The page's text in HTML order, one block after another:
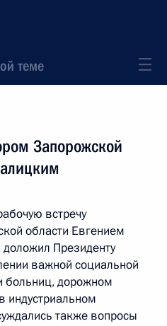
теме
Запорожской
встречу
области Евгением
Президенту
важной социальной
больниц, дорожном
индустриальном
также вопросы